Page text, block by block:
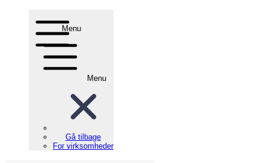
Menu
Menu
Gå tilbage
For virksomheder